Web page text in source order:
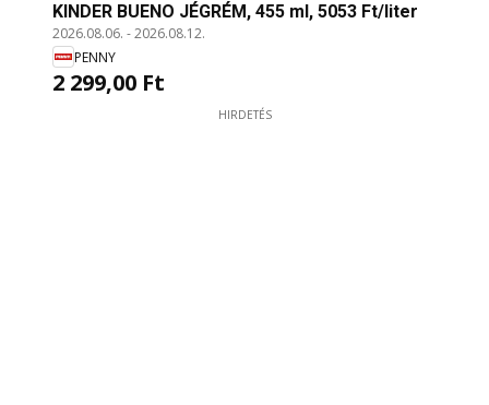
KINDER BUENO JÉGRÉM, 455 ml, 5053 Ft/liter
2026.08.06. -2026.08.12.
PENNY
2 299,00 Ft
HIRDETÉS